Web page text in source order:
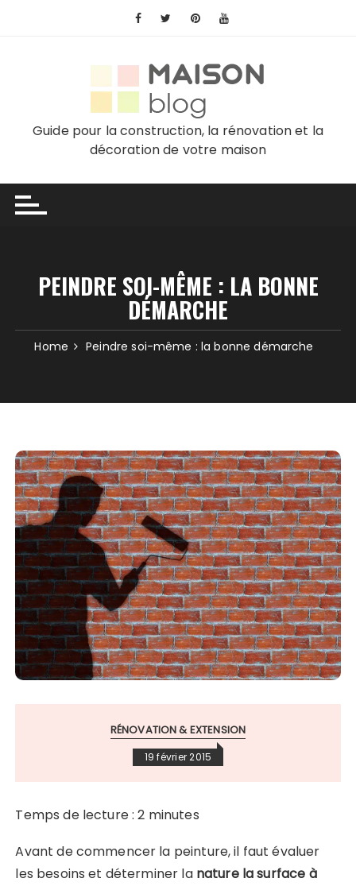
Guide pour la construction, la rénovation et la
décoration de votre maison
PEINDRE SOI-MÊME : LA BONNE
DÉMARCHE
Home Peindre soi-même : la bonne démarche
RÉNOVATION & EXTENSION
19 février 2015
Temps de lecture :2 minutes
Avant de commencer la peinture, il faut évaluer
les besoins et déterminer la nature la surface à